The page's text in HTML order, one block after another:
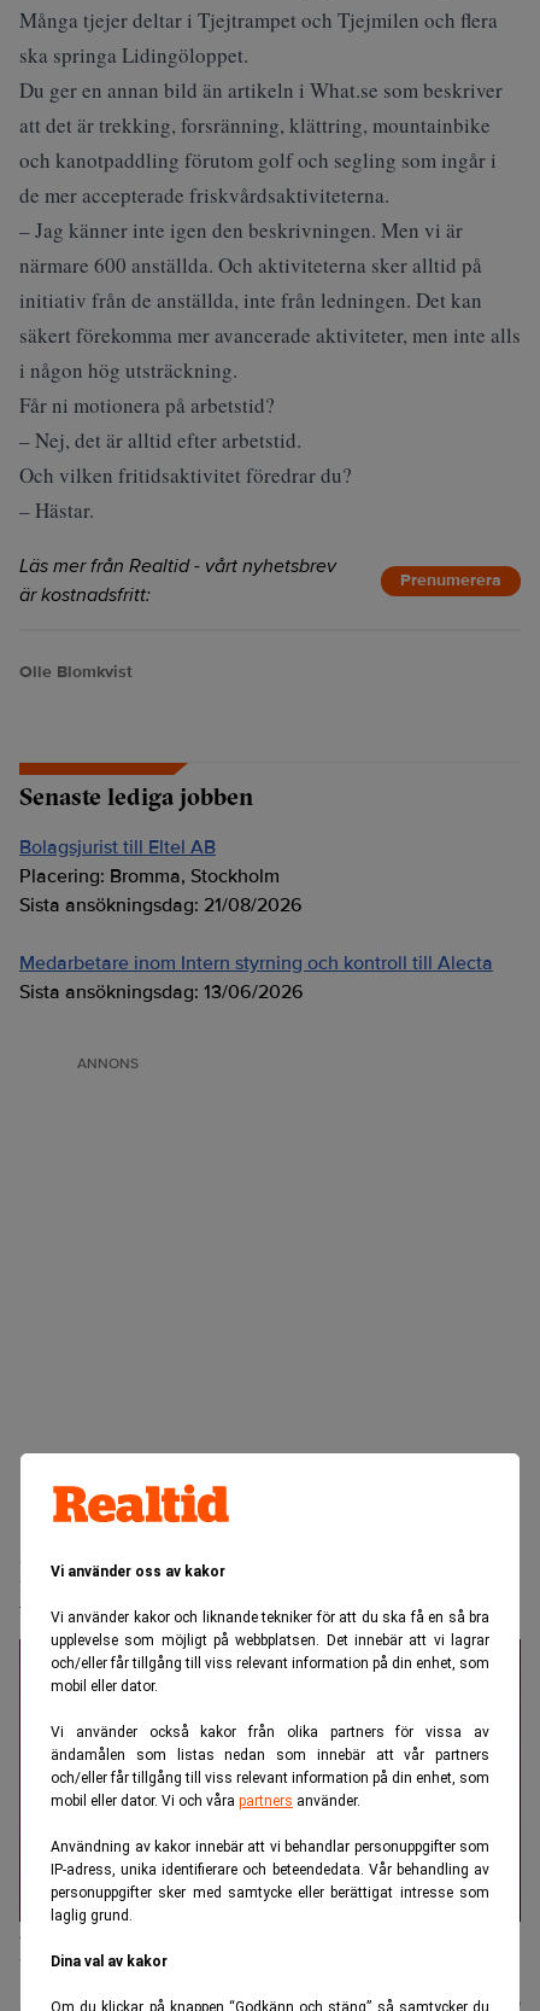
Vi använder oss av kakor
Vi använder kakor och liknande tekniker för att du ska få en så bra
upplevelse som möjligt på webbplatsen. Det innebär att vi lagrar
och/eller får tillgång till viss relevant information på din enhet, som
mobil eller dator.
Vi använder också kakor från olika partners för vissa av
ändamålen som listas nedan som innebär att vår partners
och/eller får tillgång till viss relevant information på din enhet, som
mobil eller dator. Vi och våra partners använder.
Användning av kakor innebär att vi behandlar personuppgifter som
IP-adress, unika identifierare och beteendedata. Vår behandling av
personuppgifter sker med samtycke eller berättigat intresse som
laglig grund.
Dina val av kakor
Om du klickar på knappen “Godkänn och stäng” så samtycker du
Många tjejer deltar i Tjejtrampet och Tjejmilen och flera
ska springa Lidingöloppet.
Du ger en annan bild än artikeln i What.se som beskriver
att det är trekking, forsränning, klättring, mountainbike
och kanotpaddling förutom golf och segling som ingår i
de mer accepterade friskvårdsaktiviteterna.
– Jag känner inte igen den beskrivningen. Men vi är
närmare 600 anställda. Och aktiviteterna sker alltid på
initiativ från de anställda, inte från ledningen. Det kan
säkert förekomma mer avancerade aktiviteter, men inte alls
i någon hög utsträckning.
Får ni motionera på arbetstid?
– Nej, det är alltid efter arbetstid.
Och vilken fritidsaktivitet föredrar du?
– Hästar.
Läs mer från Realtid - vårt nyhetsbrev
är kostnadsfritt:
Prenumerera
Olle Blomkvist
Senaste lediga jobben
Bolagsjurist till Eltel AB
Placering: Bromma, Stockholm
Sista ansökningsdag: 21/08/2026
Medarbetare inom Intern styrning och kontroll till Alecta
Sista ansökningsdag: 13/06/2026
ANNONS
Buffett: ”Jag kan vara en av de tio mest
tursamma”
Affärsikonen Warren Buffett beskriver sin karriär som ett resultat
av tillfälligheter. (Foto: Nati Harnik/AP/TT)
Karin Publicerad:20 juli 2026